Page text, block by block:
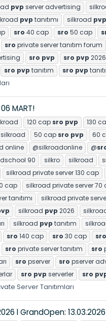
pvp server advertising
pvp tanıtımı silkroad pvp
sro 40 cap sro 50 cap
sro private server tanıtım forum
sro pvp sro pvp 2026
sro pvp tanıtım sro pvp
MART!
120 cap sro pvp 130
50 cap sro pvp 60
online @silkroadonline @
90 silkro silkroad
silkroad private server 130 cap
cap silkroad private server 70
tanıtımı
silkroad private
silkroad pvp 2026
silkroad pvp tanıtım
sro 140 cap sro 30 cap sro
sro private server tanıtım sro
sro pserver sro pserver
sro pvp serverler sro
Server Tanıtımları
l GrandOpen: 13.03.2026